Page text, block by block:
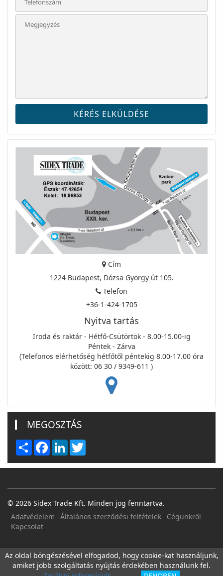
Cím
1224 Budapest, Dózsa György út 105.
Telefon
+36-1-424-1705
Nyitva tartás
Iroda és raktár - Hétfő-Csütörtök - 8.00-15.00-ig
Péntek - Zárva
(Telefonos elérhetőség hétfőtől péntekig 8.00-17.00 óra
között: 06 30 / 9349-611 )
MEGOSZTÁS
Share FacebookLinkedIn
© 2026 Sidex Trade Kft. Minden jog fenntartva.
Adatvédelem
Általános szerződési feltételek
Cégünkről
Kapcsolat
FACEBOOK E-MAIL
Az oldal böngészésével elfogadod, hogy cookie-kat használjunk,
amiket jobb szolgáltatás nyújtás érdekében használunk fel.